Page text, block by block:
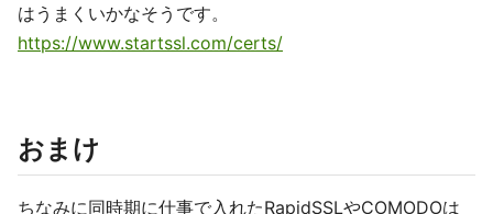
はうまくいかなそうです。
https://www.startssl.com/certs/
おまけ
ちなみに同時期に仕事で入れたRapidSSLやCOMODOは